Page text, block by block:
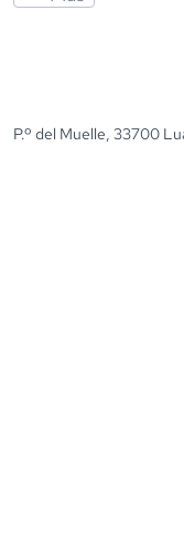
P.º del Muelle, 33700